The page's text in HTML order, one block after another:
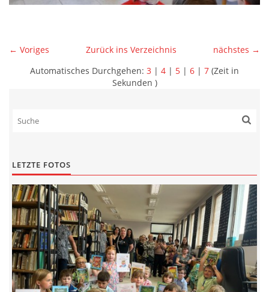
← Voriges nächstes →
Zurück ins Verzeichnis
Automatisches Durchgehen: 3 | 4 | 5 | 6 | 7 (Zeit in
Sekunden )
LETZTE FOTOS